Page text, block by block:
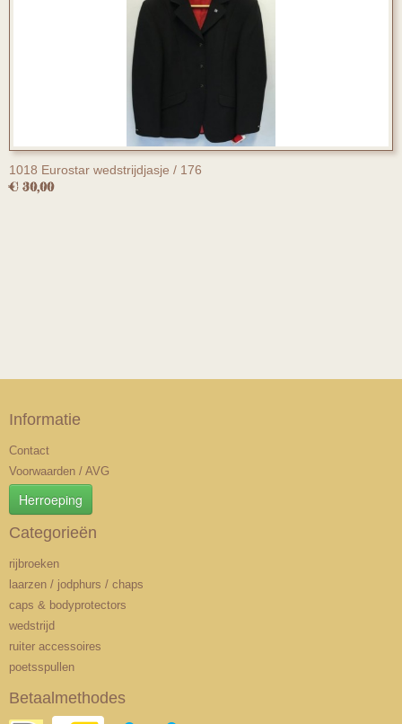
1018 Eurostar wedstrijdjasje / 176
€ 30,00
Informatie
Contact
Voorwaarden / AVG
Herroeping
Categorieën
rijbroeken
laarzen / jodphurs / chaps
caps & bodyprotectors
wedstrijd
ruiter accessoires
poetsspullen
Betaalmethodes